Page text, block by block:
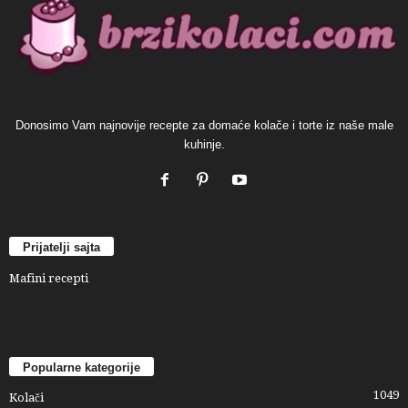
Donosimo Vam najnovije recepte za domaće kolače i torte iz naše male
kuhinje.
Prijatelji sajta
Mafini recepti
Popularne kategorije
Kolači 1049